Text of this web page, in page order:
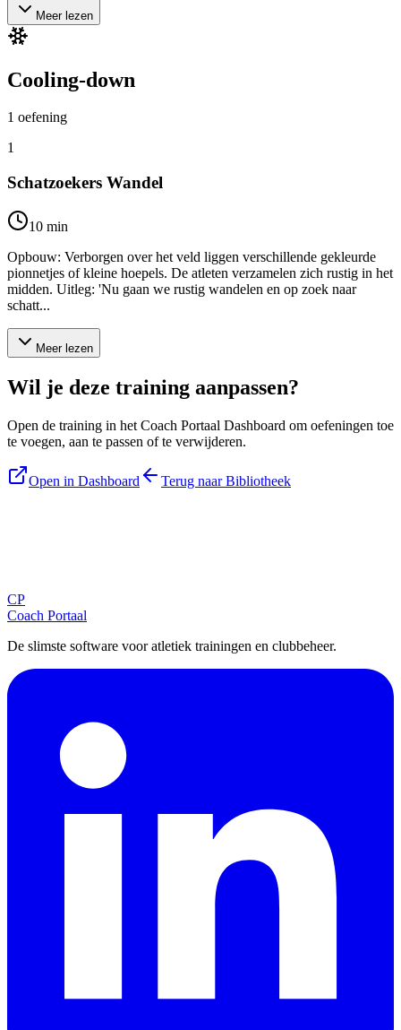
Meer lezen
Cooling-down
1 oefening
1
Schatzoekers Wandel
10 min
Opbouw: Verborgen over het veld liggen verschillende gekleurde
pionnetjes of kleine hoepels. De atleten verzamelen zich rustig in het
midden. Uitleg: 'Nu gaan we rustig wandelen en op zoek naar
schatt...
Meer lezen
Wil je deze training aanpassen?
Open de training in het Coach Portaal Dashboard om oefeningen toe
te voegen, aan te passen of te verwijderen.
Open in Dashboard Terug naar Bibliotheek
CP
Coach Portaal
De slimste software voor atletiek trainingen en clubbeheer.